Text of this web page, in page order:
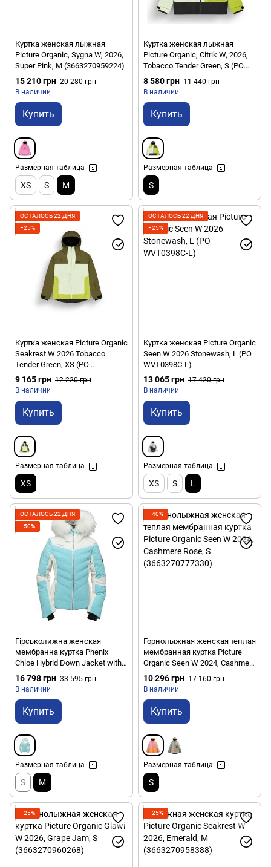
Куртка женская лыжная
Picture Organic, Sygna W, 2026,
Super Pink, M (3663270959224)
15 210 грн 20 280 грн
В наличии
Купить
Размерная таблица
XS S M
Куртка женская лыжная
Picture Organic, Citrik W, 2026,
Tobacco Tender Green, S (PO
WVT0406A-S)
8 580 грн 11 440 грн
В наличии
Купить
Размерная таблица
S
ОСТАЛОСЬ 22 ДНЯ
−25%
Куртка женская Picture Organic
Seakrest W 2026 Tobacco
Tender Green, XS (PO
WVT0399A-XS)
9 165 грн 12 220 грн
В наличии
Купить
Размерная таблица
XS
ОСТАЛОСЬ 22 ДНЯ
−25%
Куртка женская Picture Organic
Seen W 2026 Stonewash, L (PO
WVT0398C-L)
13 065 грн 17 420 грн
В наличии
Купить
Размерная таблица
XS S L
ОСТАЛОСЬ 22 ДНЯ
−50%
Гірськолижна женская
мембранна куртка Phenix
Chloe Hybrid Down Jacket with
Fur, 8/38 - Turquoise (PH
ES882OT58R.CB-8/38)
16 798 грн 33 595 грн
В наличии
Купить
Размерная таблица
S M
−40%
Горнолыжная женская теплая
мембранная куртка Picture
Organic Seen W 2024, Cashmere
Rose, S (3663270777330)
10 296 грн 17 160 грн
В наличии
Купить
Размерная таблица
S
−25% −25%